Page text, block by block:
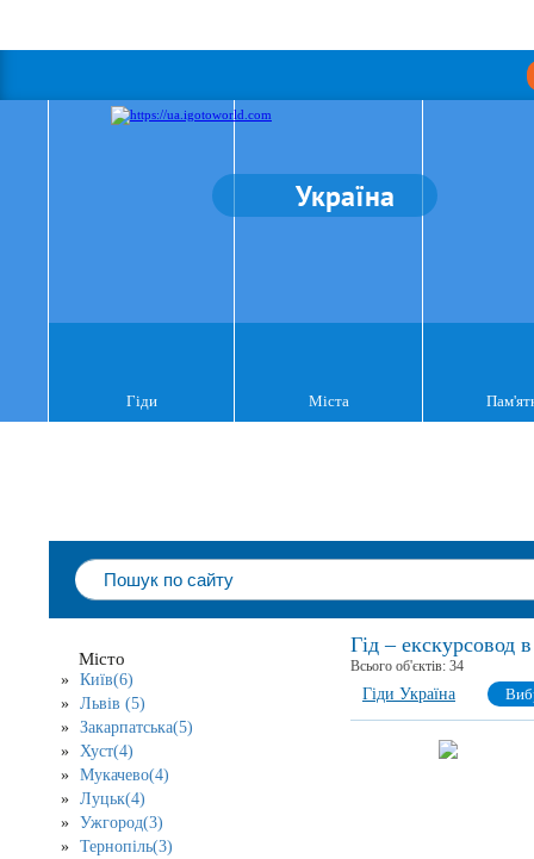
Україна
Гіди Міста
Місто
Київ(6)
Львів (5)
Закарпатська(5)
Хуст(4)
Мукачево(4)
Луцьк(4)
Ужгород(3)
Тернопіль(3)
Гід – екскурсовод
Всього об'єктів: 34
Гіди Україна